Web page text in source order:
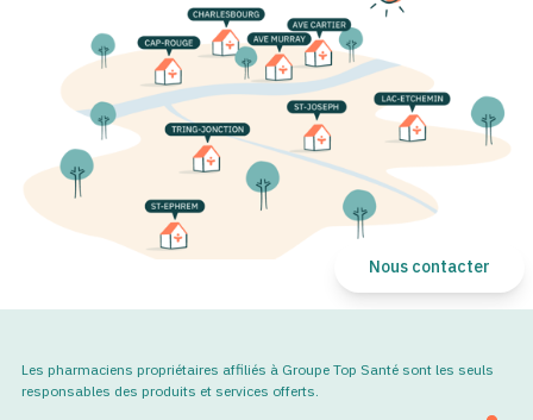
Nous contacter
Les pharmaciens propriétaires affiliés à Groupe Top Santé sont les seuls
responsables des produits et services offerts.